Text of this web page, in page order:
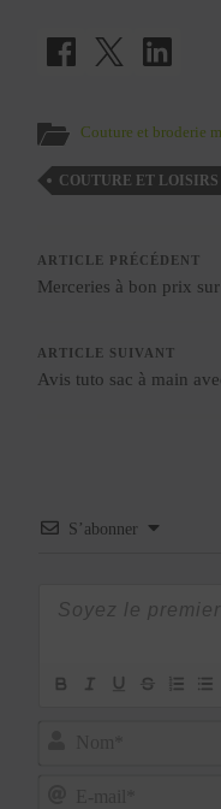
Couture et broderie
COUTURE ET
ARTICLE PRÉCÉDENT
Merceries à bon prix
ARTICLE SUIVANT
Avis tuto sac à main
S’abonner